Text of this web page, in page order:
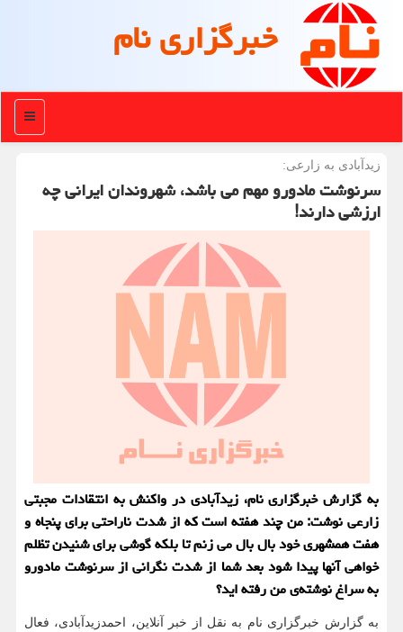
خبرگزاری نام
منو
زیدآبادی به زارعی:
سرنوشت مادورو مهم می باشد، شهروندان ایرانی چه
ارزشی دارند!
به گزارش خبرگزاری نام، زیدآبادی در واکنش به انتقادات مجبتی
زارعی نوشت: من چند هفته است که از شدت ناراحتی برای پنجاه و
هفت همشهری خود بال بال می زنم تا بلکه گوشی برای شنیدن تظلم
خواهی آنها پیدا شود بعد شما از شدت نگرانی از سرنوشت مادورو
به سراغ نوشته‌ی من رفته اید؟
به گزارش خبرگزاری نام به نقل از خبر آنلاین، احمدزیدآبادی، فعال